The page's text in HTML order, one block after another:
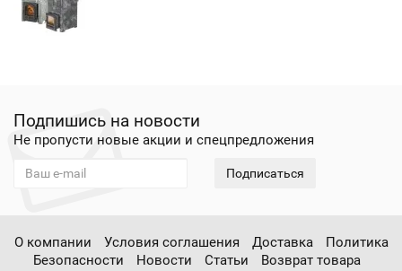
Подпишись на новости
Не пропусти новые акции и спецпредложения
Подписаться
О компании Условия соглашения Доставка
Политика
Безопасности
Новости Статьи Возврат товара